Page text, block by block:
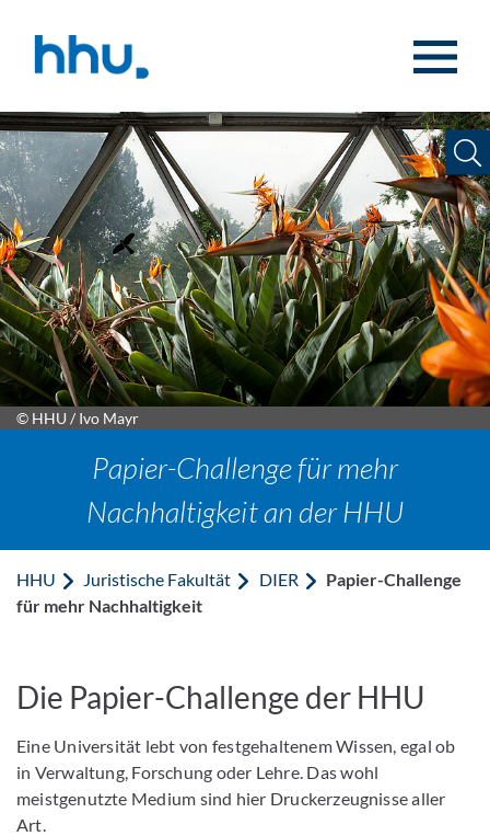
© HHU / Ivo Mayr
Papier-Challenge für mehr
Nachhaltigkeit an der HHU
HHU Juristische Fakultät DIER
Papier-Challenge
für mehr Nachhaltigkeit
Die Papier-Challenge der HHU
Eine Universität lebt von festgehaltenem Wissen, egal ob
in Verwaltung, Forschung oder Lehre. Das wohl
meistgenutzte Medium sind hier Druckerzeugnisse aller
Art.